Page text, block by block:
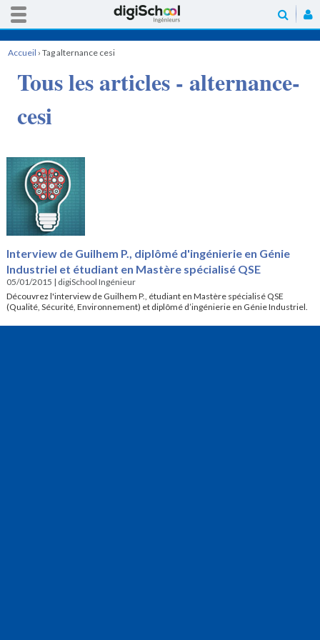
Accueil › Tag alternance cesi
Tous les articles - alternance-
cesi
Interview de Guilhem P., diplômé d'ingénierie en Génie
Industriel et étudiant en Mastère spécialisé QSE
05/01/2015 | digiSchool Ingénieur
Découvrez l'interview de Guilhem P., étudiant en Mastère spécialisé QSE
(Qualité, Sécurité, Environnement) et diplômé d’ingénierie en Génie Industriel.